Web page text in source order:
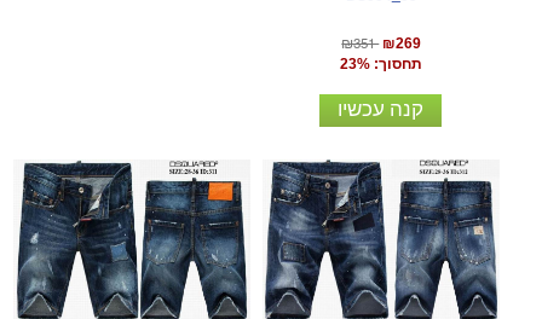
₪351 ₪269
תחסוך: 23%
קנה עכשיו